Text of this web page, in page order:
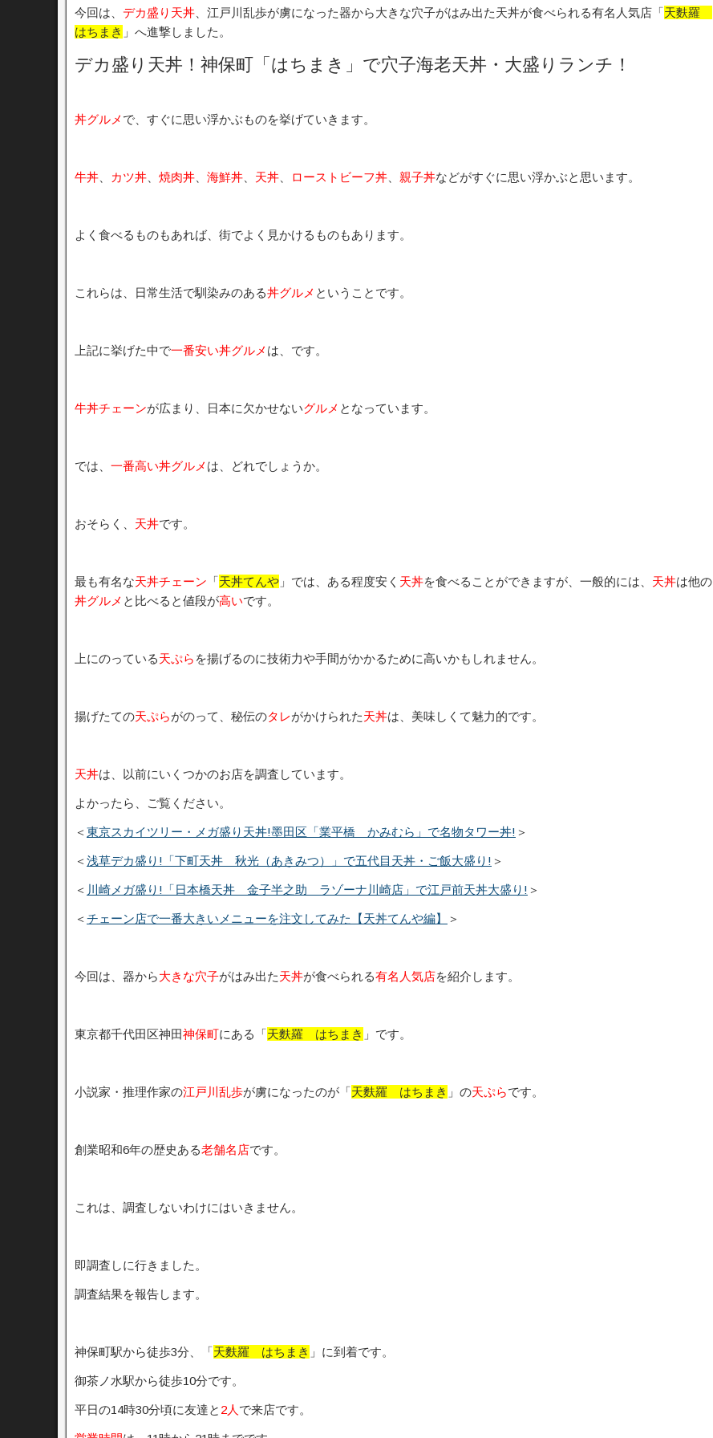
今回は、 デカ盛り天丼 、江戸川乱歩が虜になった器から大きな穴子がはみ出た天丼が食べられる有名人気店「天麩羅
はちまき 」へ進撃しました。
デカ盛り天丼！神保町「はちまき」で穴子海老天丼・大盛りランチ！
丼グルメ で、すぐに思い浮かぶものを挙げていきます。
牛丼 カツ丼 焼肉丼 海鮮丼 天丼 ローストビーフ丼 親子丼などがすぐに思い浮かぶと思います。
よく食べるものもあれば、街でよく見かけるものもあります。
これらは、日常生活で馴染みのある丼グルメ ということです。
上記に挙げた中で一番安い丼グルメ は、です。
牛丼チェーンが広まり、日本に欠かせないグルメ となっています。
では、 一番高い丼グルメ は、どれでしょうか。
おそらく、 天丼です。
最も有名な天丼チェーン 「天丼てんや 」では、ある程度安く 天丼を食べることができますが、一般的には、 天丼は他の
丼グルメ と比べると値段が高いです。
上にのっている天ぷら を揚げるのに技術力や手間がかかるために高いかもしれません。
揚げたての天ぷらがのって、秘伝のタレがかけられた天丼は、美味しくて魅力的です。
天丼は、以前にいくつかのお店を調査しています。
よかったら、ご覧ください。
＜東京スカイツリー・メガ盛り天丼!墨田区「業平橋 かみむら」で名物タワー丼! ＞
＜浅草デカ盛り!「下町天丼 秋光（あきみつ）」で五代目天丼・ご飯大盛り! ＞
＜ 川崎メガ盛り!「日本橋天丼 金子半之助 ラゾーナ川崎店」で江戸前天丼大盛り! ＞
＜チェーン店で一番大きいメニューを注文してみた【天丼てんや編】 ＞
今回は、器から大きな穴子がはみ出た天丼が食べられる有名人気店を紹介します。
東京都千代田区神田神保町にある「天麩羅 はちまき 」です。
小説家・推理作家の江戸川乱歩が虜になったのが「天麩羅 はちまき 」の天ぷらです。
創業昭和6年の歴史ある老舗名店です。
これは、調査しないわけにはいきません。
即調査しに行きました。
調査結果を報告します。
神保町駅から徒歩3分、「天麩羅 はちまき 」に到着です。
御茶ノ水駅から徒歩10分です。
平日の14時30分頃に友達と 2人 で来店です。